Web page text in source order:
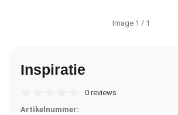
Image 1 / 1
Inspiratie
0 reviews
Artikelnummer: